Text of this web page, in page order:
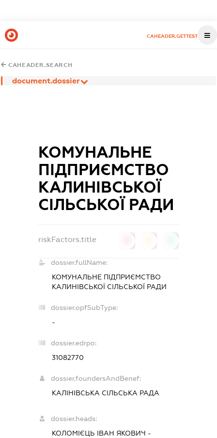
CAHEADER.GETTEST
CAHEADER.SEARCH
document.dossier
КОМУНАЛЬНЕ
ПІДПРИЄМСТВО
КАЛИНІВСЬКОЇ
СІЛЬСЬКОЇ РАДИ
riskFactors.title
dossier.fullName:
КОМУНАЛЬНЕ ПІДПРИЄМСТВО
КАЛИНІВСЬКОЇ СІЛЬСЬКОЇ РАДИ
dossier.opfSubType:
-
dossier.edrpo:
31082770
dossier.foundersAndBenef:
КАЛІНІВСЬКА СІЛЬСЬКА РАДА
dossier.heads:
КОЛОМІЄЦЬ ІВАН ЯКОВИЧ -